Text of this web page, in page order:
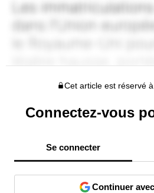
Cet article est réservé
Connectez-vous
Se connecter
Continuer